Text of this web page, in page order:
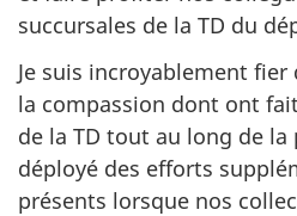
succursales de la TD du
Je suis incroyablement
la compassion dont ont
de la TD tout au long de
déployé des efforts
présents lorsque nos